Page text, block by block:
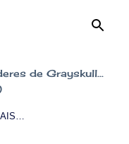
de Grayskull...